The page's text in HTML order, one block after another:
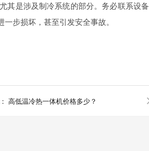
其是涉及制冷系统的部分。务必联系设备
步损坏，甚至引发安全事故。
高低温冷热一体机价格多少？